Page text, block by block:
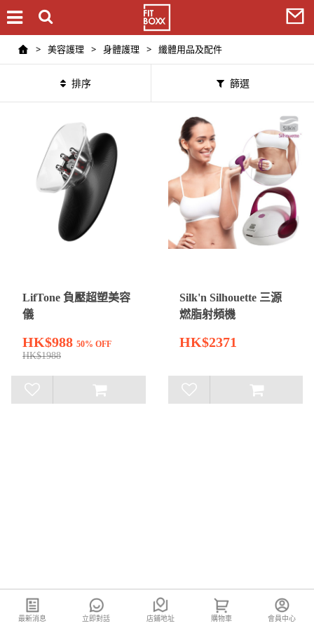
> 美容護理 > 身體護理 > 纖體用品及配件
排序 篩選
LifTone 負壓超塑美容
儀
HK$988 50% OFF
HK$1988
Silk'n Silhouette 三源
燃脂射頻機
HK$2371
最新消息 立即對話 店鋪地址 購物車 會員中心